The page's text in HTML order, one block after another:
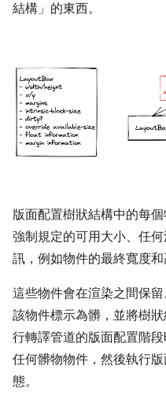
結構」的東西。
版面配置樹狀結構中的每
強制規定的可用大小、任
訊，例如物件的最終寬度和
這些物件會在渲染之間保
該物件標示為髒，並將樹
行轉譯管道的版面配置階
任何髒物物件，然後執行
態。